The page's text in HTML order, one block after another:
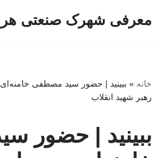
معرفی شهرک صنعتی
خانه » ببینید | حضور سید مصطفی خامنه‌ای
رهبر شهید انقلاب
ببینید | حضور